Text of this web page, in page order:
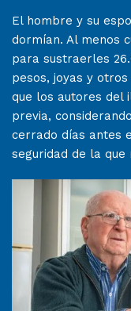
El hombre y su
dormían. Al menos
para sustraerles
pesos, joyas y
que los autores del
previa,
cerrado días antes
seguridad de la